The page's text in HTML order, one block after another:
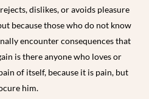
dislikes, or avoids pleasure
because those who do not know
encounter consequences that
is there anyone who loves or
of itself, because it is pain, but
him.